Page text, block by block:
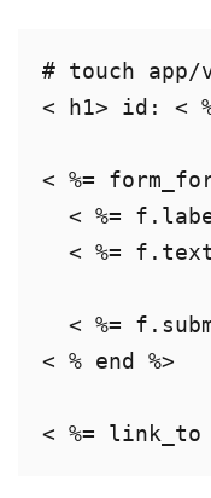
# touch
< h1> id: <
< %=
< %=
< %=
< %=
< % end %>
< %= link_to